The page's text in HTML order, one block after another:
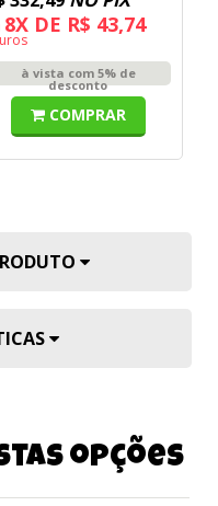
8X DE R$ 43,74
à vista com 5% de
desconto
COMPRAR
opções